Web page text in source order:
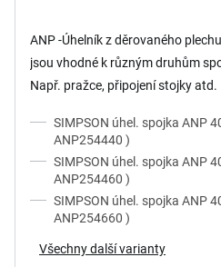
ANP -Úhelník z děrovaného
jsou vhodné k různým druhům
Např. pražce, připojení stojky atd.
SIMPSON úhel. spojka ANP
ANP254440 )
SIMPSON úhel. spojka ANP
ANP254460 )
SIMPSON úhel. spojka ANP
ANP254660 )
Všechny další varianty